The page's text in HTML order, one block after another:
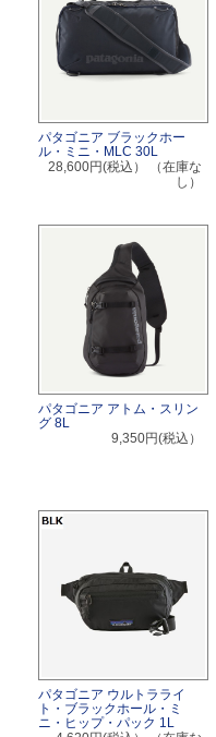
パタゴニア ブラックホー
ル・ミニ・MLC 30L
28,600円(税込）
（在庫な
し）
パタゴニア アトム・スリン
グ 8L
9,350円(税込）
パタゴニア ウルトラライ
ト・ブラックホール・ミ
ニ・ヒップ・パック 1L